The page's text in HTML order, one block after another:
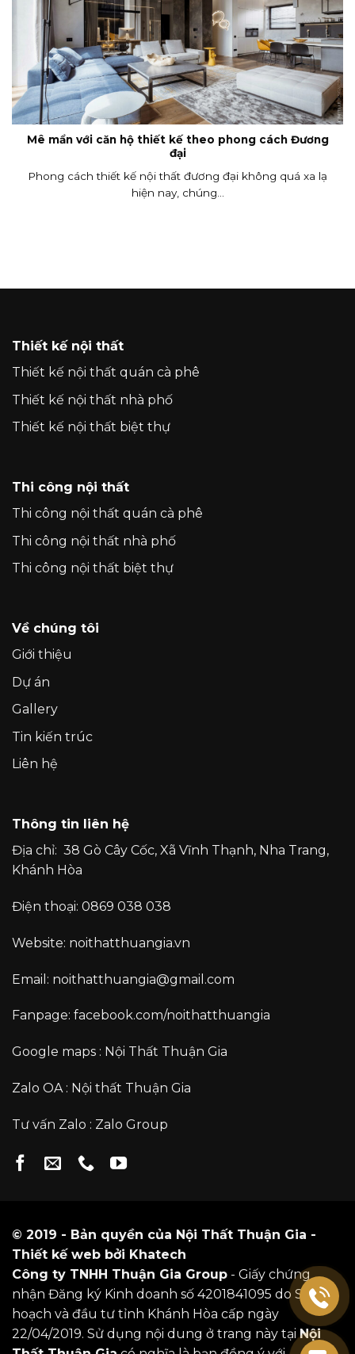
Mê mẩn với căn hộ thiết kế theo phong cách Đương
đại
Phong cách thiết kế nội thất đương đại không quá xa lạ
hiện nay, chúng...
Thiết kế nội thất
Thiết kế nội thất quán cà phê
Thiết kế nội thất nhà phố
Thiết kế nội thất biệt thự
Thi công nội thất
Thi công nội thất quán cà phê
Thi công nội thất nhà phố
Thi công nội thất biệt thự
Về chúng tôi
Giới thiệu
Dự án
Gallery
Tin kiến trúc
Liên hệ
Thông tin liên hệ
Địa chỉ: 38 Gò Cây Cốc, Xã Vĩnh Thạnh, Nha Trang,
Khánh Hòa
Điện thoại: 0869 038 038
Website: noithatthuangia.vn
Email: noithatthuangia@gmail.com
Fanpage: facebook.com/noithatthuangia
Google maps : Nội Thất Thuận Gia
Zalo OA : Nội thất Thuận Gia
Tư vấn Zalo : Zalo Group
© 2019 - Bản quyền của Nội Thất Thuận Gia -
Thiết kế web bởi Khatech
Công ty TNHH Thuận Gia Group - Giấy chứng
nhận Đăng ký Kinh doanh số 4201841095 do Sở kế
hoạch và đầu tư tỉnh Khánh Hòa cấp ngày
22/04/2019. Sử dụng nội dung ở trang này tạiNội